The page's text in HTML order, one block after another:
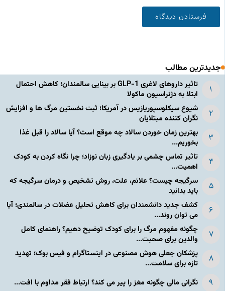
جدیدترین مطالب
تاثیر داروهای لاغری GLP-1 بر بینایی سالمندان؛ کاهش احتمال
ابتلا به دژنراسیون ماکولا
شیوع سیکلوسپوریازیس در آمریکا؛ ثبت نخستین مرگ ها و افزایش
نگران کننده مبتلایان
بهترین زمان خوردن سالاد چه موقع است؟ آیا سالاد را قبل غذا
بخوریم...
تاثیر تماس چشمی بر یادگیری زبان نوزاد؛ چرا نگاه کردن به کودک
اهمیت...
سرگیجه چیست؟ علائم، علت، روش تشخیص و درمان سرگیجه که
باید بدانید
کشف جدید دانشمندان برای کاهش تحلیل عضلات در سالمندی؛ آیا
می توان روند...
چگونه مفهوم مرگ را برای کودک توضیح دهیم؟ راهنمای کامل
والدین برای صحبت...
پزشکان جعلی هوش مصنوعی در اینستاگرام و فیس بوک؛ تهدید
تازه برای سلامت...
نگرانی مالی چگونه مغز را پیر می کند؟ ارتباط فقر مداوم با افت...